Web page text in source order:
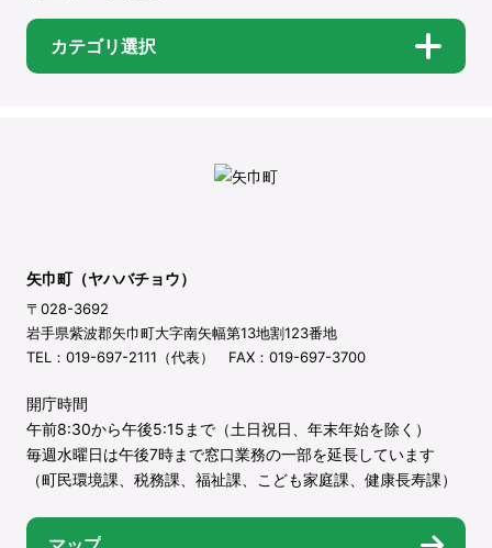
カテゴリ選択
矢巾町（ヤハバチョウ）
〒028-3692
岩手県紫波郡矢巾町大字南矢幅第13地割123番地
TEL：019-697-2111（代表） FAX：019-697-3700
開庁時間
午前8:30から午後5:15まで（土日祝日、年末年始を除く）
毎週水曜日は午後7時まで窓口業務の一部を延長しています
（町民環境課、税務課、福祉課、こども家庭課、健康長寿課）